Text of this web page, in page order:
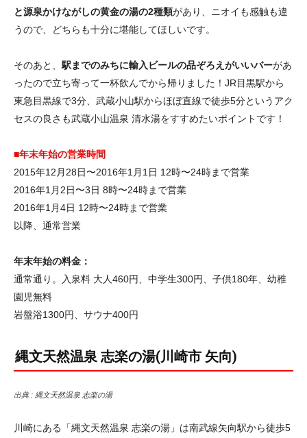
と源泉かけながしの黄金の湯の2種類があり、ニオイも感触も違
うので、どちらも十分に堪能してほしいです。
そのあと、 駅までのみちに輸入ビールの品ぞろえがいいバーがあ
ったので立ち寄って一杯飲んでから帰りました！JR目黒駅から
東急目黒線で3分、武蔵小山駅からほぼ直線で徒歩5分というアク
セスの良さも武蔵小山温泉 清水湯をすすめたいポイントです！
■年末年始の営業時間
2015年12月28日〜2016年1月1日 12時〜24時まで営業
2016年1月2日〜3日 8時〜24時まで営業
2016年1月4日 12時〜24時まで営業
以降、通常営業
年末年始の料金：
通常通り。入泉料 大人460円、中学生300円、子供180年、幼稚
園児無料
岩盤浴1300円、サウナ400円
縄文天然温泉 志楽の湯(川崎市 矢向)
出典 : 縄文天然温泉 志楽の湯
川崎にある「縄文天然温泉 志楽の湯」は南武線矢向駅から徒歩5